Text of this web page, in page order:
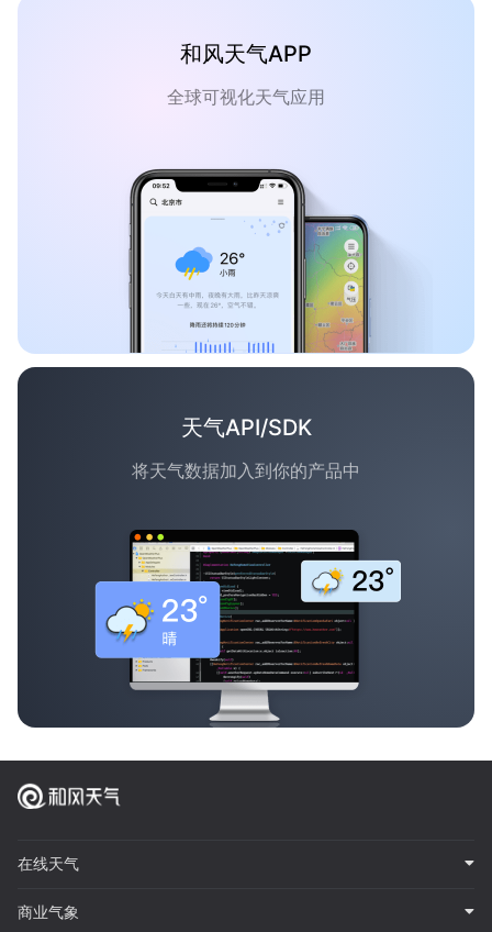
和风天气APP
全球可视化天气应用
天气API/SDK
将天气数据加入到你的产品中
在线天气
商业气象